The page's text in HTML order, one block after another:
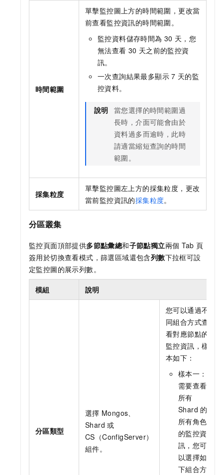
時間範圍
單擊監控圖上方的時間範圍，更改當
前查看監控資訊的時間範圍。
監控資料儲存時間為 30 天，您
無法查看 30 天之前的監控資
訊。
一次查詢結果最多顯示 7 天的監
控資料。
說明 當您選擇的時間範圍過
長時，介面可能會由於
資料過多而逾時，此時
請適當縮短查詢的時間
範圍。
採集粒度
單擊監控圖左上方的採集粒度，更改
當前監控資訊的採集粒度。
分區叢集
監控頁面頂部提供多節點彙總和子節點獨立兩個 Tab 頁
簽用於切換查看模式，篩選區域還包含列數下拉框可設
定監控圖的展示列數。
模組 說明
分區類型
選擇 Mongos、
Shard 或
CS（ConfigServer）
組件。
您可以通過不
同組合方式查
看對應節點的
監控資訊，樣
本如下：
樣本一：
需要查看
所有
Shard 的
所有角色
的監控資
訊，您可
以選擇如
下組合方